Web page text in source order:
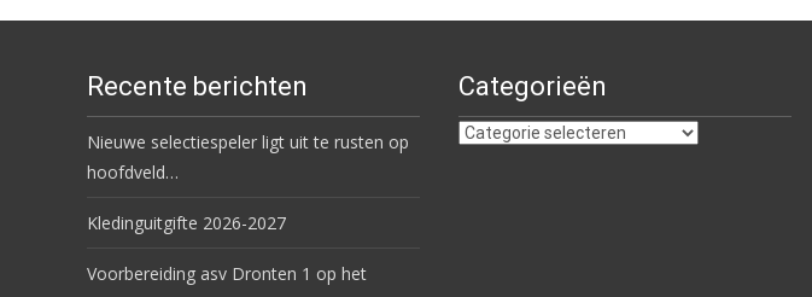
Recente berichten
Nieuwe selectiespeler ligt uit te rusten op
hoofdveld…
Kledinguitgifte 2026-2027
Voorbereiding asv Dronten 1 op het
Categorieën
Categorieën